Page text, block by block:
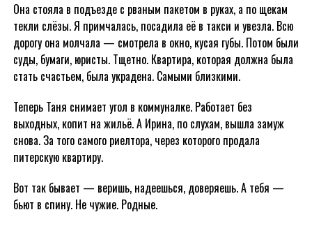
Она стояла в подъезде с рваным пакетом в руках, а по щекам
текли слёзы. Я примчалась, посадила её в такси и увезла. Всю
дорогу она молчала — смотрела в окно, кусая губы. Потом были
суды, бумаги, юристы. Тщетно. Квартира, которая должна была
стать счастьем, была украдена. Самыми близкими.
Теперь Таня снимает угол в коммуналке. Работает без
выходных, копит на жильё. А Ирина, по слухам, вышла замуж
снова. За того самого риелтора, через которого продала
питерскую квартиру.
Вот так бывает — веришь, надеешься, доверяешь. А тебя —
бьют в спину. Не чужие. Родные.